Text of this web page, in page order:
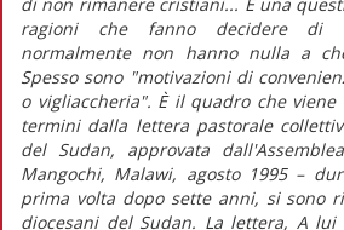
ragioni che fanno decidere di
normalmente non hanno nulla a
Spesso sono "motivazioni di
o vigliaccheria". È il quadro che viene
termini dalla lettera pastorale
del Sudan, approvata
Mangochi, Malawi, agosto 1995 –
prima volta dopo sette anni, si sono
diocesani del Sudan. La lettera, A